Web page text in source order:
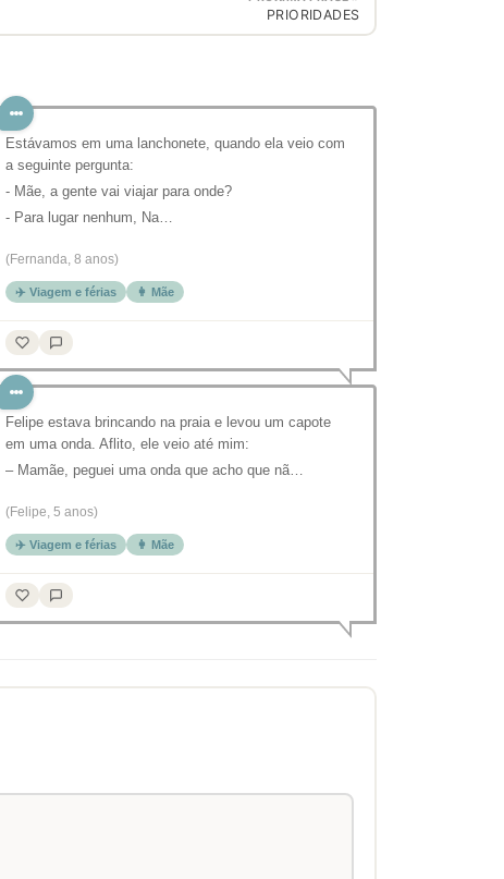
PRIORIDADES
Estávamos em uma lanchonete, quando ela veio com
a seguinte pergunta:
- Mãe, a gente vai viajar para onde?
- Para lugar nenhum, Na…
(Fernanda, 8 anos)
✈️ Viagem e férias 👩 Mãe
Felipe estava brincando na praia e levou um capote
em uma onda. Aflito, ele veio até mim:
– Mamãe, peguei uma onda que acho que nã…
(Felipe, 5 anos)
✈️ Viagem e férias 👩 Mãe